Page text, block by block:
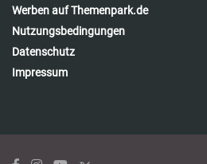
Werben auf Themenpark.de
Nutzungsbedingungen
Datenschutz
Impressum